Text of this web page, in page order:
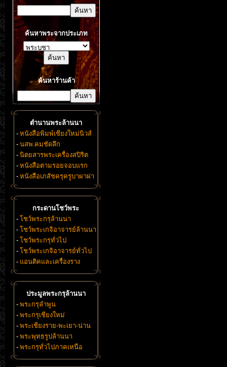
ค้นหาพระจากประเภท
ค้นหาร้านค้า
ตำนานพระล้านนา
- หนังสือพิมพ์เชียงใหม่นิวส์
- นสพ.คมชัดลึก
- นิตยสารพระเครื่องสปิริต
- หนังสือตามรอยจอบแรก
- หนังสือเภสัชครุครูบาผาผ่า
กระดานโชว์พระ
- โชว์พระกรุล้านนา
- โชว์พระเกจิอาจารย์ล้านนา
- โชว์พระกรุทั่วไป
- โชว์พระเกจิอาจารย์ทั่วไป
- แอนติคและเครื่องราง
ประมูลพระกรุล้านนา
- พระกรุลำพูน
- พระกรุเชียงใหม่
- พระเชียงราย-พะเยา-น่าน
- พระพุทธรูปล้านนา
- พระกรุทั่วไปภาคเหนือ